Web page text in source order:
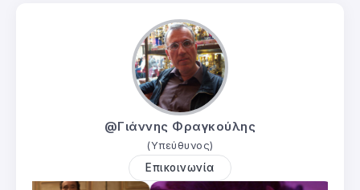
@Γιάννης Φραγκούλης
(Υπεύθυνος)
Επικοινωνία